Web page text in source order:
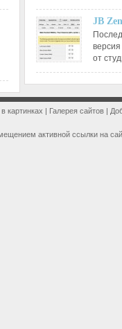
JB
от
картинках | Галерея сайтов |
активной ссылки на